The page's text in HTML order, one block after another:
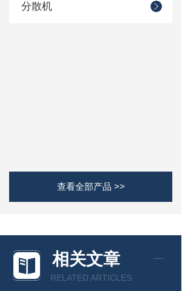
分散机
查看全部产品 >>
相关文章
RELATED ARTICLES